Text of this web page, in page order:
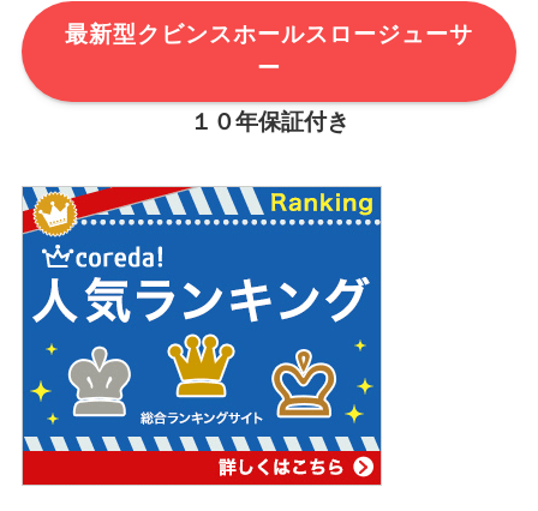
最新型クビンスホールスロージューサ
ー
１０年保証付き